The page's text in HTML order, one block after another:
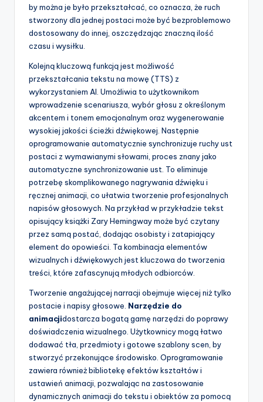
by można je było przekształcać, co oznacza, że ruch
stworzony dla jednej postaci może być bezproblemowo
dostosowany do innej, oszczędzając znaczną ilość
czasu i wysiłku.
Kolejną kluczową funkcją jest możliwość
przekształcania tekstu na mowę (TTS) z
wykorzystaniem AI. Umożliwia to użytkownikom
wprowadzenie scenariusza, wybór głosu z określonym
akcentem i tonem emocjonalnym oraz wygenerowanie
wysokiej jakości ścieżki dźwiękowej. Następnie
oprogramowanie automatycznie synchronizuje ruchy ust
postaci z wymawianymi słowami, proces znany jako
automatyczne synchronizowanie ust. To eliminuje
potrzebę skomplikowanego nagrywania dźwięku i
ręcznej animacji, co ułatwia tworzenie profesjonalnych
napisów głosowych. Na przykład w przykładzie tekst
opisujący książki Zary Hemingway może być czytany
przez samą postać, dodając osobisty i zatapiający
element do opowieści. Ta kombinacja elementów
wizualnych i dźwiękowych jest kluczowa do tworzenia
treści, które zafascynują młodych odbiorców.
Tworzenie angażującej narracji obejmuje więcej niż tylko
postacie i napisy głosowe. Narzędzie do
animacjidostarcza bogatą gamę narzędzi do poprawy
doświadczenia wizualnego. Użytkownicy mogą łatwo
dodawać tła, przedmioty i gotowe szablony scen, by
stworzyć przekonujące środowisko. Oprogramowanie
zawiera również bibliotekę efektów kształtów i
ustawień animacji, pozwalając na zastosowanie
dynamicznych animacji do tekstu i obiektów za pomocą